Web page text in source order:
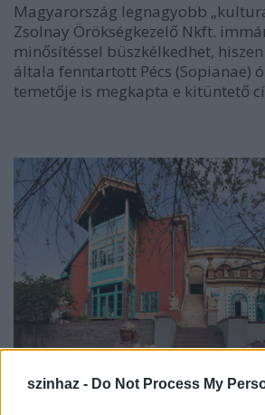
szinhaz - Do Not Process My
Magyarország legnagyobb
Zsolnay Örökségkezelő Nkft.
minősítéssel büszkélkedhet,
általa fenntartott Pécs (Sopianae)
temetője is megkapta e kitüntető